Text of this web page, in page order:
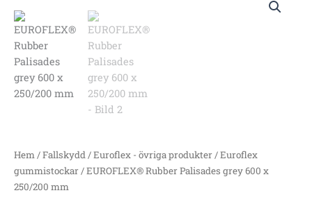
Hem/Fallskydd/Euroflex - övriga produkter/Euroflex
gummistockar/ EUROFLEX® Rubber Palisades grey 600 x
250/200 mm
Rubber
Palisades
grey
600
250/200